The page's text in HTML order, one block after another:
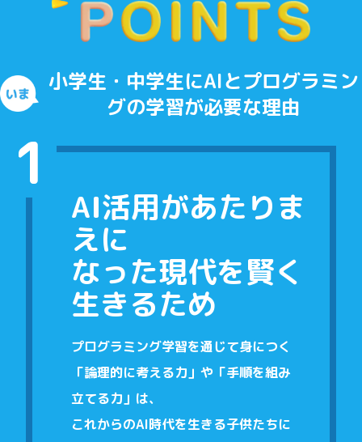
小学生・中学生にAIとプログラミン
グの学習が必要な理由
1
AI活用があたりま
えに
なった現代を賢く
生きるため
プログラミング学習を通じて身につく
「論理的に考える力」や「手順を組み
立てる力」は、
これからのAI時代を生きる子供たちに